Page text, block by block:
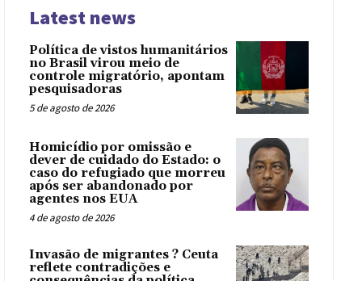
Latest news
Política de vistos humanitários
no Brasil virou meio de
controle migratório, apontam
pesquisadoras
5 de agosto de 2026
Homicídio por omissão e
dever de cuidado do Estado: o
caso do refugiado que morreu
após ser abandonado por
agentes nos EUA
4 de agosto de 2026
Invasão de migrantes ? Ceuta
reflete contradições e